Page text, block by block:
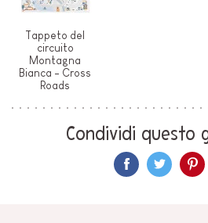
Tappeto del
circuito
Montagna
Bianca - Cross
Roads
Condividi questo